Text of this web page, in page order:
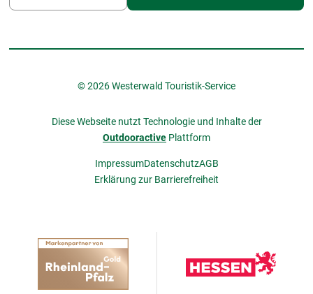
© 2026 Westerwald Touristik-Service
Diese Webseite nutzt Technologie und Inhalte der
Outdooractive Plattform
ImpressumDatenschutzAGB
Erklärung zur Barrierefreiheit